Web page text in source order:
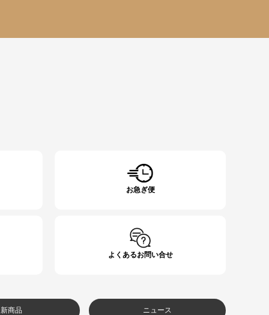
お急ぎ便
よくあるお問い合せ
新商品 ニュース